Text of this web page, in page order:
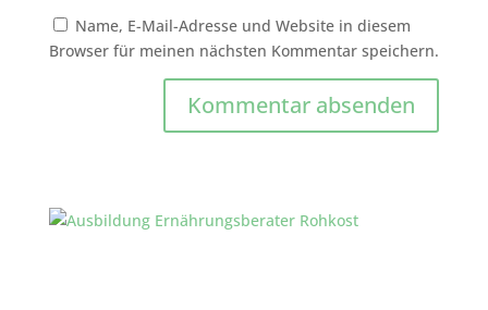
Name, E-Mail-Adresse und Website in diesem
Browser für meinen nächsten Kommentar speichern.